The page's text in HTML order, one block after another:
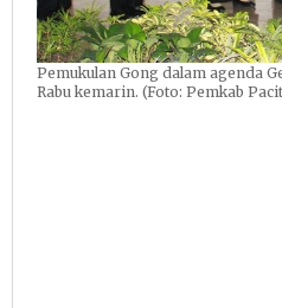
Pemukulan Gong dalam agenda
Rabu kemarin. (Foto: Pemkab